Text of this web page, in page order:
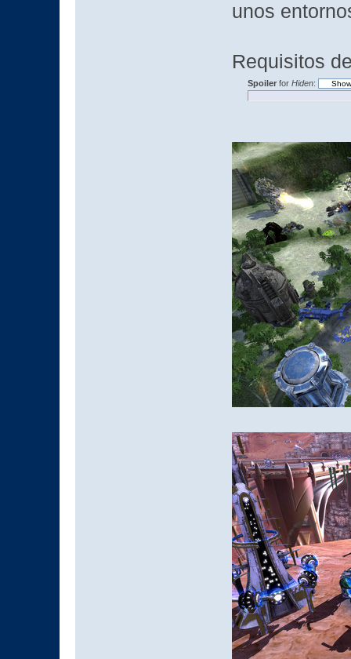
unos
Requisitos
Spoilerfor Hiden: